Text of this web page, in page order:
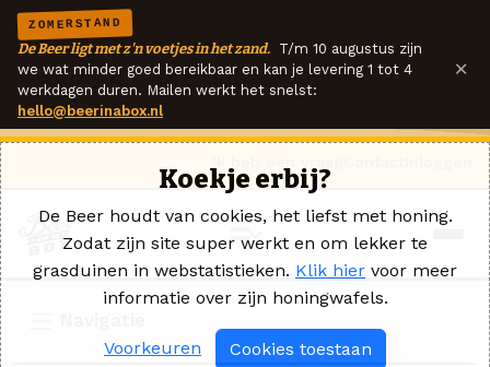
ZOMERSTAND
De Beer ligt met z'n voetjes in het zand. T/m 10 augustus zijn
we wat minder goed bereikbaar en kan je levering 1 tot 4
werkdagen duren. Mailen werkt het snelst:
hello@beerinabox.nl
×
Koekje erbij?
De Beer houdt van cookies, het liefst met honing.
Zodat zijn site super werkt en om lekker te
grasduinen in webstatistieken. Klik hier voor meer
informatie over zijn honingwafels.
Voorkeuren Cookies toestaan